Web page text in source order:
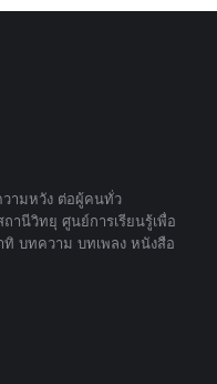
วามหวัง ต่อผู้คนทั่ว
านีวิทยุ ศูนย์การเรียนรู้เพื่อ
บทความ บทเพลง หนังสือ